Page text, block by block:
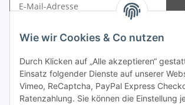
Wie wir Cookies & Co nutzen
Durch Klicken auf „Alle akzeptieren“
Einsatz folgender Dienste auf unserer
Vimeo, ReCaptcha, PayPal Express
Ratenzahlung. Sie können die Einstellung
Gesetzliche Informationen